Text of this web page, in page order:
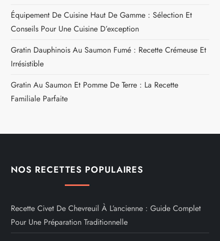
Équipement De Cuisine Haut De Gamme : Sélection Et
Conseils Pour Une Cuisine D’exception
Gratin Dauphinois Au Saumon Fumé : Recette Crémeuse Et
Irrésistible
Gratin Au Saumon Et Pomme De Terre : La Recette
Familiale Parfaite
NOS RECETTES POPULAIRES
Recette Civet De Chevreuil À L’ancienne : Guide Complet
Pour Une Préparation Traditionnelle